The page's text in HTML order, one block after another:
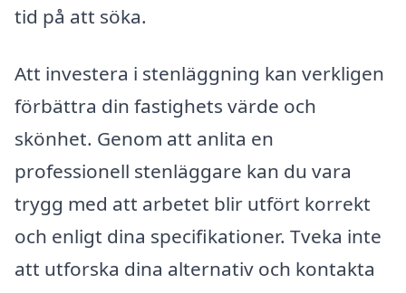
tid på att söka.
Att investera i stenläggning kan verkligen
förbättra din fastighets värde och
skönhet. Genom att anlita en
professionell stenläggare kan du vara
trygg med att arbetet blir utfört korrekt
och enligt dina specifikationer. Tveka inte
att utforska dina alternativ och kontakta